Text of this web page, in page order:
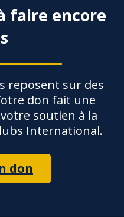
faire encore
reposent sur des
don fait une
soutien à la
International.
don